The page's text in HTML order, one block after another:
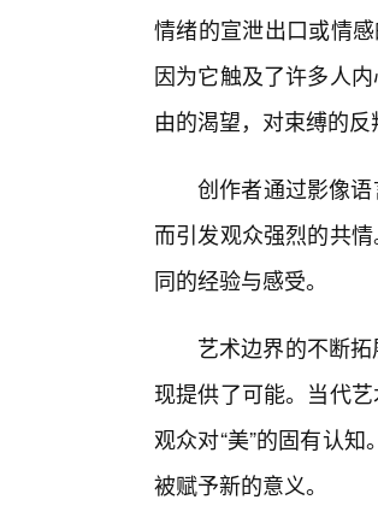
情绪的宣泄出口或情
因为它触及了许多人
由的渴望，对束缚的
创作者通过影像
而引发观众强烈的共
同的经验与感受。
艺术边界的不断
现提供了可能。当代
观众对“美”的固有认
被赋予新的意义。